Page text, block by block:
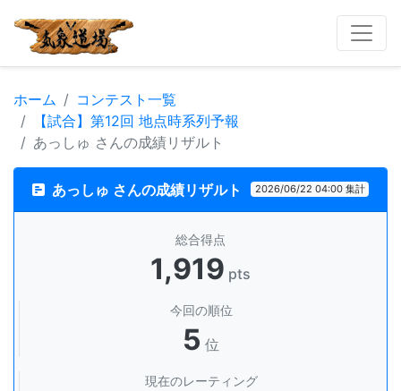
ホーム
コンテスト一覧
【試合】第12回 地点時系列予報
あっしゅ さんの成績リザルト
あっしゅ さんの成績リザルト 2026/06/22 04:00 集計
総合得点
1,919 pts
今回の順位
5 位
現在のレーティング